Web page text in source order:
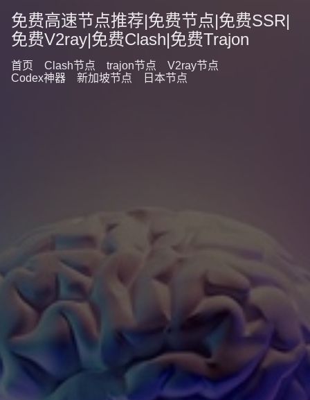
免费高速节点推荐|免费节点|免费SSR|
免费V2ray|免费Clash|免费Trajon
首页 Clash节点 trajon节点
V2ray节点
Codex神器
新加坡节点 日本节点